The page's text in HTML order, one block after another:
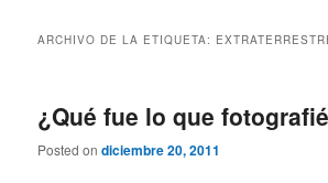
ARCHIVO DE LA ETIQUETA:
¿Qué fue lo que
Posted ondiciembre 20, 2011